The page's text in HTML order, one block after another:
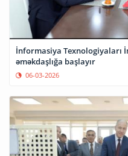
İnformasiya Texnologiyaları
əməkdaşlığa başlayır
06-03-2026